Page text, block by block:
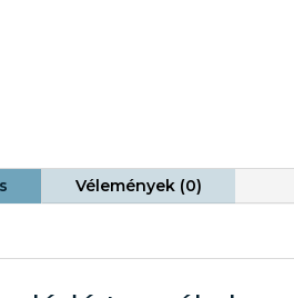
Vélemények (0)